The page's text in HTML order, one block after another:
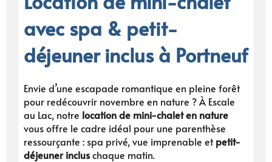
avec spa & petit-
déjeuner inclus à Portneuf
Envie d’une escapade romantique en pleine forêt
pour redécouvrir novembre en nature ? À Escale
au Lac, notre location de mini-chalet en nature
vous offre le cadre idéal pour une parenthèse
ressourçante : spa privé, vue imprenable etpetit-
déjeuner incluschaque matin.